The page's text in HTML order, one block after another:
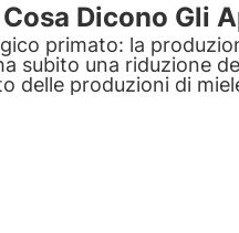
Dicono Gli
primato: la
subito una riduzione
delle produzioni di